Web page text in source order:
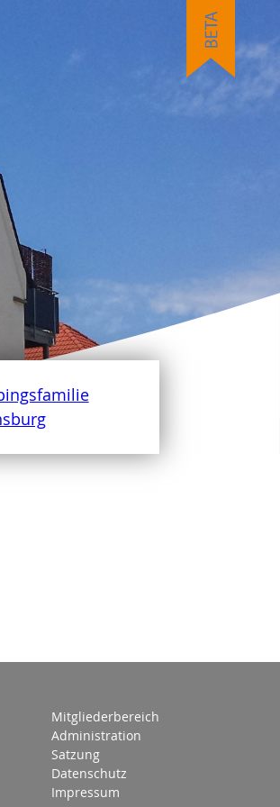
Mitgliederbereich
Administration
Satzung
Datenschutz
Impressum